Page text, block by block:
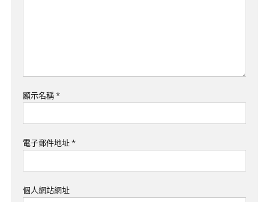
顯示名稱*
電子郵件地址*
個人網站網址